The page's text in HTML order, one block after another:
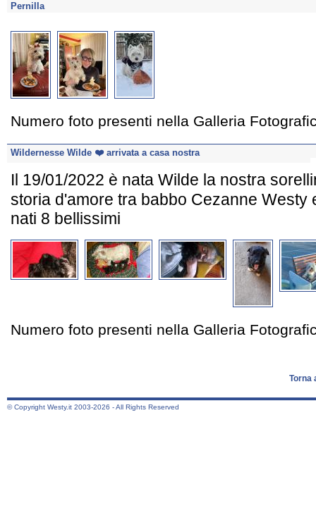
Pernilla
Numero foto presenti nella Galleria
Wildernesse Wilde ❤️ arrivata a casa nostra
Il 19/01/2022 è nata Wilde la nostra
storia d'amore tra babbo Cezanne
nati 8 bellissimi
Numero foto presenti nella Galleria
Torna
© Copyright Westy.it 2003-2026 - All Rights Reserved